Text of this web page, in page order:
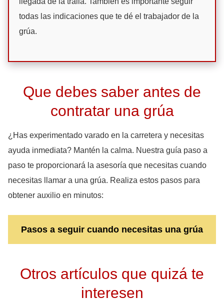
todas las indicaciones que te dé el trabajador de la
grúa.
Que debes saber antes de
contratar una grúa
¿Has experimentado varado en la carretera y necesitas
ayuda inmediata? Mantén la calma. Nuestra guía paso a
paso te proporcionará la asesoría que necesitas cuando
necesitas llamar a una grúa. Realiza estos pasos para
obtener auxilio en minutos:
Pasos a seguir cuando necesitas una grúa
Otros artículos que quizá te
interesen